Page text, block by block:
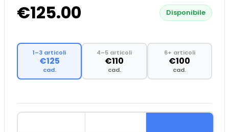
€125.00 Disponibile
1–3 articoli
€125
cad.
4–5 articoli
€110
cad.
6+ articoli
€100
cad.